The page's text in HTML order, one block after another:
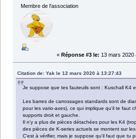
Membre de l'association
« Réponse #3 le: 13 mars 2020
Citation de: Yak le 12 mars 2020 à 13:27:43
Je suppose que tes fauteuils sont : Kuschall K4
Les barres de carrossages standards sont de
pour les vario-axes), ce qui implique qu'il te faut
supports droit et gauche.
Il n'y a plus de pièces détachées pour les K4
des pièces de K-series actuels se montent sur les
C'est à vérifier, mais je suppose qu'il faut que tu